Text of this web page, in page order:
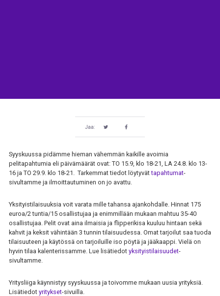
Jaa:
Syyskuussa pidämme hieman vähemmän kaikille avoimia
pelitapahtumia eli päivämäärät ovat: TO 15.9, klo 18-21, LA 24.8. klo 13-
16 ja TO 29.9. klo 18-21. Tarkemmat tiedot löytyvättapahtumat-
sivultamme ja ilmoittautuminen on jo avattu.
Yksityistilaisuuksia voit varata mille tahansa ajankohdalle. Hinnat 175
euroa/2 tuntia/15 osallistujaa ja enimmillään mukaan mahtuu 35-40
osallistujaa. Pelit ovat aina ilmaisia ja flipperikisa kuuluu hintaan sekä
kahvit ja keksit vähintään 3 tunnin tilaisuudessa. Omat tarjoilut saa tuoda
tilaisuuteen ja käytössä on tarjoiluille iso pöytä ja jääkaappi. Vielä on
hyvin tilaa kalenterissamme. Lue lisätiedot yksityistilaisuudet-
sivultamme.
Yritysliiga käynnistyy syyskuussa ja toivomme mukaan uusia yrityksiä.
Lisätiedot yritykset-sivuilla.